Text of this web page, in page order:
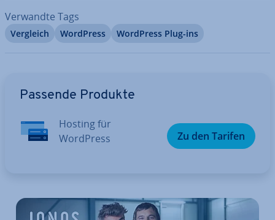
Verwandte Tags
Vergleich WordPress WordPress Plug-ins
Passende Produkte
Hosting für
WordPress
Zu den Tarifen